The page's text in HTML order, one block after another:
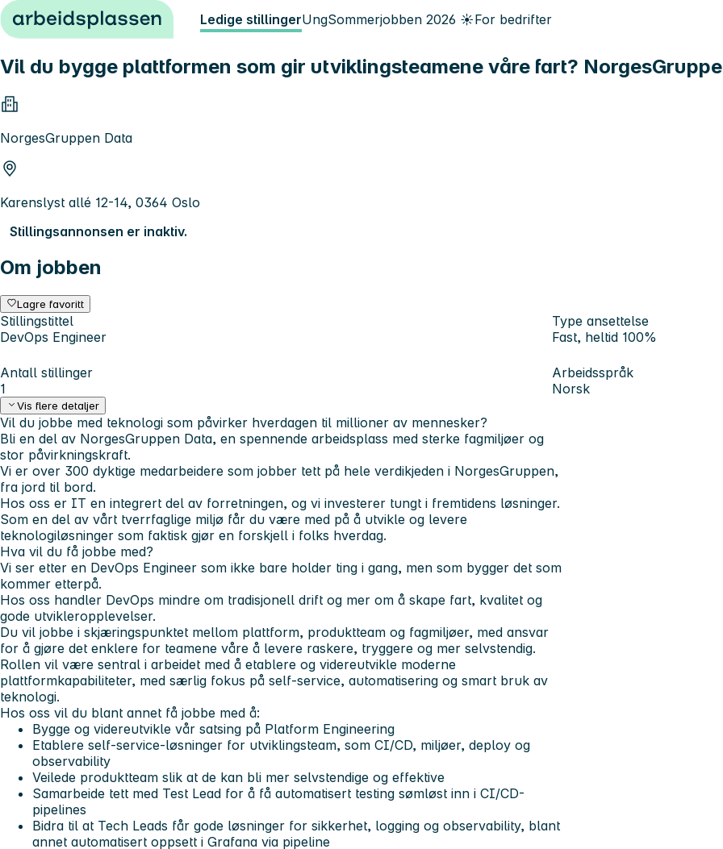
Hopp til innhold Ledige stillingerUngSommerjobben 2026 ☀️For bedrifter
Vil du bygge plattformen som gir utviklingsteamene våre fart?
NorgesGruppen Data
Karenslyst allé 12-14, 0364 Oslo
Stillingsannonsen er inaktiv.
Om jobben
Lagre favoritt
Stillingstittel
DevOps Engineer
Type ansettelse
Fast, heltid 100%
Antall stillinger
1
Arbeidsspråk
Norsk
Vis flere detaljer
Vil du jobbe med teknologi som påvirker hverdagen til millioner av mennesker?
Bli en del av NorgesGruppen Data, en spennende arbeidsplass med sterke fagmiljøer og
stor påvirkningskraft.
Vi er over 300 dyktige medarbeidere som jobber tett på hele verdikjeden i NorgesGruppen,
fra jord til bord.
Hos oss er IT en integrert del av forretningen, og vi investerer tungt i fremtidens løsninger.
Som en del av vårt tverrfaglige miljø får du være med på å utvikle og levere
teknologiløsninger som faktisk gjør en forskjell i folks hverdag.
Hva vil du få jobbe med?
Vi ser etter en DevOps Engineer som ikke bare holder ting i gang, men som bygger det som
kommer etterpå.
Hos oss handler DevOps mindre om tradisjonell drift og mer om å skape fart, kvalitet og
gode utvikleropplevelser.
Du vil jobbe i skjæringspunktet mellom plattform, produktteam og fagmiljøer, med ansvar
for å gjøre det enklere for teamene våre å levere raskere, tryggere og mer selvstendig.
Rollen vil være sentral i arbeidet med å etablere og videreutvikle moderne
plattformkapabiliteter, med særlig fokus på self-service, automatisering og smart bruk av
teknologi.
Hos oss vil du blant annet få jobbe med å:
Bygge og videreutvikle vår satsing på Platform Engineering
Etablere self-service-løsninger for utviklingsteam, som CI/CD, miljøer, deploy og
observability
Veilede produktteam slik at de kan bli mer selvstendige og effektive
Samarbeide tett med Test Lead for å få automatisert testing sømløst inn i CI/CD-
pipelines
Bidra til at Tech Leads får gode løsninger for sikkerhet, logging og observability, blant
annet automatisert oppsett i Grafana via pipeline